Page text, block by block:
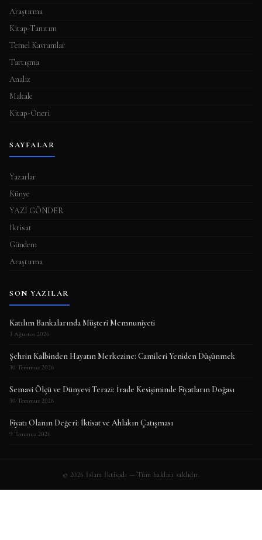
Araştırma
Kitap-Tanıtım
Temel Kavramlar
Tartışma
Analiz
Makale
Kitap-Öneri
SAYFALAR
Yazarlar
Künye
YAZI GÖNDER
İktisat
Gündem
Araştırma
SON YAZILAR
Katılım Bankalarında Müşteri Memnuniyeti
3 Ağustos 2026
Şehrin Kalbinden Hayatın Merkezine: Camileri Yeniden Düşünmek
30 Temmuz 2026
Semavi Ölçü ve Dünyevi Terazi: İrade Kesişiminde Fiyatların Doğası
30 Temmuz 2026
Fiyatı Olanın Değeri: İktisat ve Ahlakın Çatışması
9 Temmuz 2026
© 2026 İslam İktisadı — Tüm hakları saklıdır.